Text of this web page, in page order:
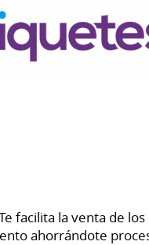
facilita la venta de
ahorrándote